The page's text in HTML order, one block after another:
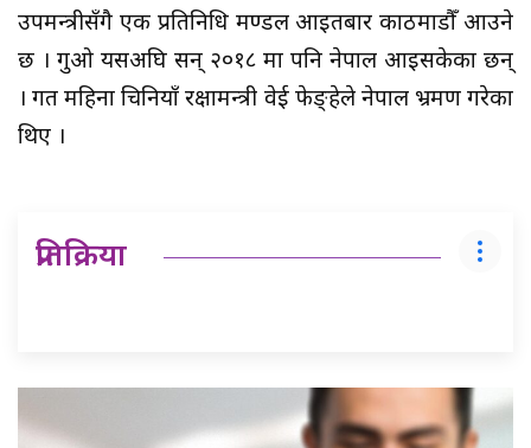
उपमन्त्रीसँगै एक प्रतिनिधि मण्डल आइतबार काठमाडौँ आउने
छ । गुओ यसअघि सन् २०१८ मा पनि नेपाल आइसकेका छन्
। गत महिना चिनियाँ रक्षामन्त्री वेई फेङ्हेले नेपाल भ्रमण गरेका
थिए ।
प्रतिक्रिया